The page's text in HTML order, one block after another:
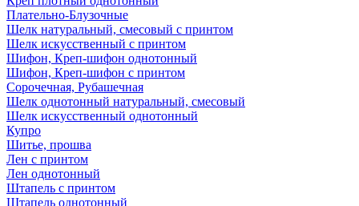
Плательно-Блузочные
Шелк натуральный, смесовый с принтом
Шелк искусственный с принтом
Шифон, Креп-шифон однотонный
Шифон, Креп-шифон с принтом
Сорочечная, Рубашечная
Шелк однотонный натуральный, смесовый
Шелк искусственный однотонный
Купро
Шитье, прошва
Лен с принтом
Лен однотонный
Штапель с принтом
Штапель однотонный